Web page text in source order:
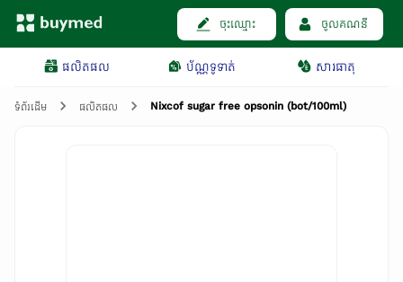
ចុះឈ្មោះ ចូលគណនី
ផលិតផល ប័ណ្ណទូទាត់ សារធាតុ
ទំព័រដើម ផលិតផល Nixcof sugar free opsonin (bot/100ml)